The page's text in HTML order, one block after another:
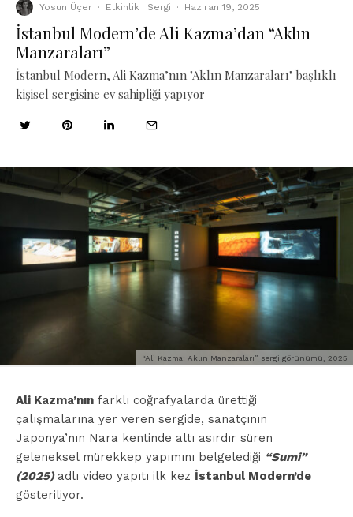
Yosun Üçer · Etkinlik Sergi · Haziran 19, 2025
İstanbul Modern’de Ali Kazma’dan “Aklın
Manzaraları”
İstanbul Modern, Ali Kazma’nın "Aklın Manzaraları" başlıklı
kişisel sergisine ev sahipliği yapıyor
“Ali Kazma: Aklın Manzaraları” sergi görünümü, 2025
Ali Kazma’nın farklı coğrafyalarda ürettiği
çalışmalarına yer veren sergide, sanatçının
Japonya’nın Nara kentinde altı asırdır süren
geleneksel mürekkep yapımını belgelediği “Sumi”
(2025) adlı video yapıtı ilk kez İstanbul Modern’de
gösteriliyor.